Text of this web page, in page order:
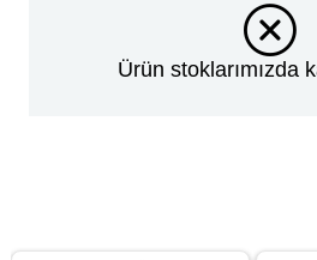
Ürün stoklarımızda